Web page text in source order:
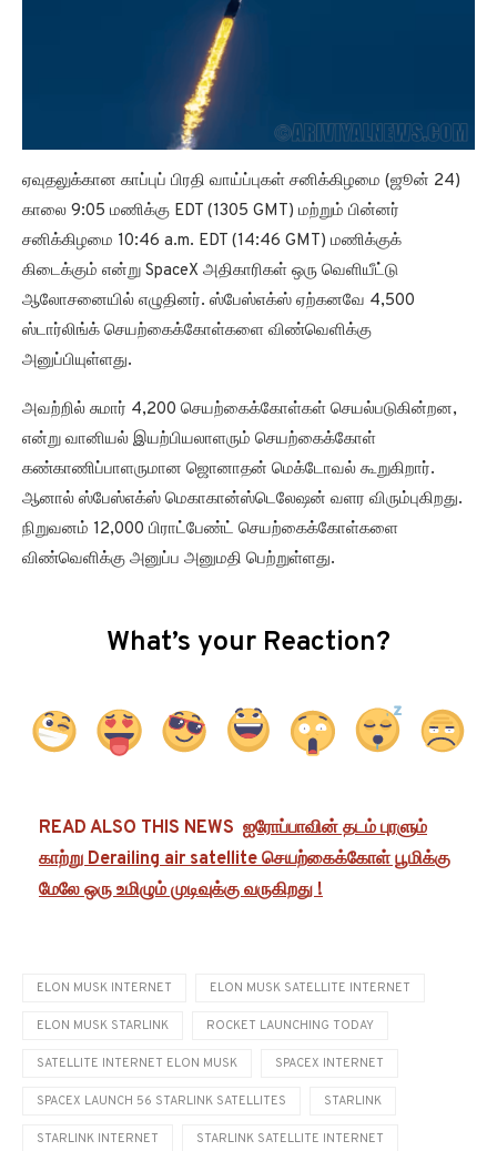
ஏவுதலுக்கான காப்புப் பிரதி வாய்ப்புகள் சனிக்கிழமை (ஜூன் 24)
காலை 9:05 மணிக்கு EDT (1305 GMT) மற்றும் பின்னர்
சனிக்கிழமை 10:46 a.m. EDT (14:46 GMT) மணிக்குக்
கிடைக்கும் என்று SpaceX அதிகாரிகள் ஒரு வெளியீட்டு
ஆலோசனையில் எழுதினர். ஸ்பேஸ்எக்ஸ் ஏற்கனவே 4,500
ஸ்டார்லிங்க் செயற்கைக்கோள்களை விண்வெளிக்கு
அனுப்பியுள்ளது.
அவற்றில் சுமார் 4,200 செயற்கைக்கோள்கள் செயல்படுகின்றன,
என்று வானியல் இயற்பியலாளரும் செயற்கைக்கோள்
கண்காணிப்பாளருமான ஜொனாதன் மெக்டோவல் கூறுகிறார்.
ஆனால் ஸ்பேஸ்எக்ஸ் மெகாகான்ஸ்டெலேஷன் வளர விரும்புகிறது.
நிறுவனம் 12,000 பிராட்பேண்ட் செயற்கைக்கோள்களை
விண்வெளிக்கு அனுப்ப அனுமதி பெற்றுள்ளது.
What’s your Reaction?
READ ALSO THIS NEWS ஐரோப்பாவின் தடம் புரளும்
காற்று Derailing air satellite செயற்கைக்கோள் பூமிக்கு
மேலே ஒரு உமிழும் முடிவுக்கு வருகிறது !
ELON MUSK INTERNET ELON MUSK SATELLITE INTERNET
ELON MUSK STARLINK ROCKET LAUNCHING TODAY
SATELLITE INTERNET ELON MUSK SPACEX INTERNET
SPACEX LAUNCH 56 STARLINK SATELLITES STARLINK
STARLINK INTERNET STARLINK SATELLITE INTERNET